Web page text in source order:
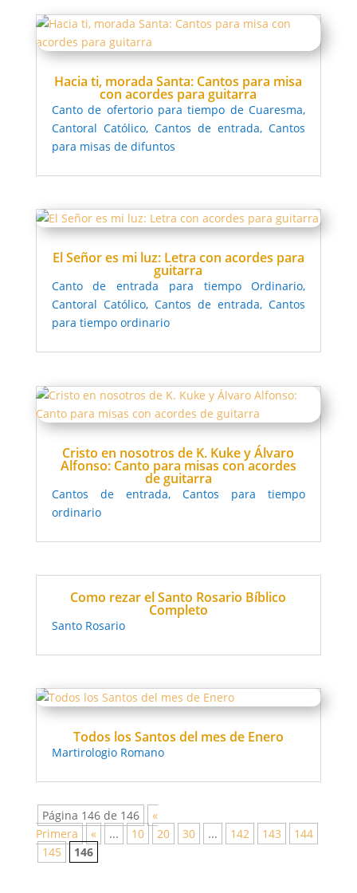
Hacia ti, morada Santa: Cantos para misa
con acordes para guitarra
Canto de ofertorio para tiempo de Cuaresma,
Cantoral Católico, Cantos de entrada,Cantos
para misas de difuntos
El Señor es mi luz: Letra con acordes para
guitarra
Canto de entrada para tiempo Ordinario,
Cantoral Católico, Cantos de entrada,Cantos
para tiempo ordinario
Cristo en nosotros de K. Kuke y Álvaro
Alfonso: Canto para misas con acordes
de guitarra
Cantos de entrada,Cantos para tiempo
ordinario
Como rezar el Santo Rosario Bíblico
Completo
Santo Rosario
Todos los Santos del mes de Enero
Martirologio Romano
Página 146 de 146
«
Primera
« ... 10 20 30 ... 142 143
144
145
146